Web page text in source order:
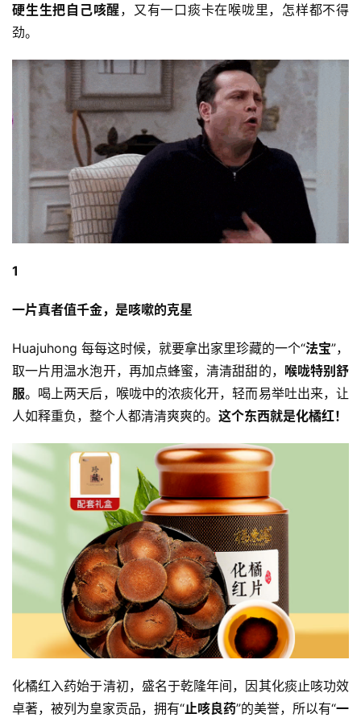
硬生生把自己咳醒，又有一口痰卡在喉咙里，怎样都不得
劲。
1
一片真者值千金，是咳嗽的克星
Huajuhong 每每这时候，就要拿出家里珍藏的一个“法宝”，
取一片用温水泡开，再加点蜂蜜，清清甜甜的， 喉咙特别舒
服。喝上两天后，喉咙中的浓痰化开，轻而易举吐出来，让
人如释重负，整个人都清清爽爽的。 这个东西就是化橘红！
化橘红入药始于清初，盛名于乾隆年间，因其化痰止咳功效
卓著，被列为皇家贡品，拥有“止咳良药”的美誉，所以有“一